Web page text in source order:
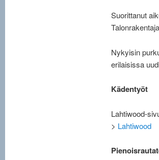
Suorittanut
Nykyisin
erilaisissa
Kädentyöt
Lahtiwood-
> Lahtiwood